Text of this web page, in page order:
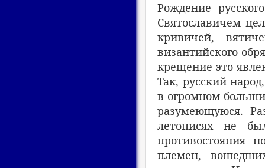
Рождение
Святославичем
кривичей,
византийского
крещение это
Так, русский
в огромном
разумеющуюся.
летописях не
противостояния
племен,